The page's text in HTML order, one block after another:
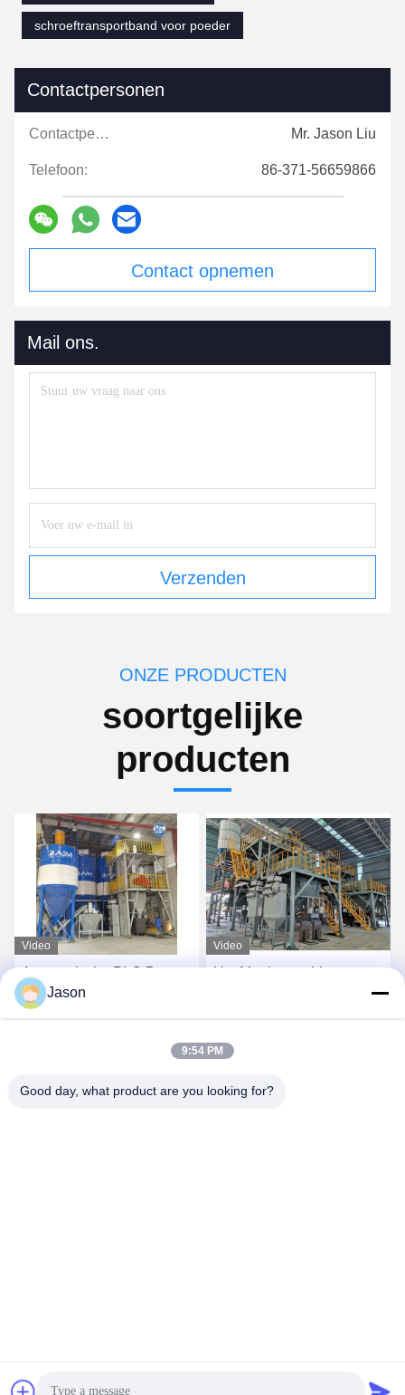
schroeftransportband voor poeder
Contactpersonen
Contactpersonen: Mr. Jason Liu
Telefoon: 86-371-56659866
Contact opnemen
Mail ons.
Verzenden
ONZE PRODUCTEN
soortgelijke
producten
Video
Het Mortiermachine van
100KW 30T/H het
Volledige Automatische
Video
120kw energie - Machine
50t van het besparings de
Droge Mortier/h-van het
Installatiemuur het
China Goede Kwaliteit Droge Mortierinstallatie Auteursrecht © 2018-2026
Jason
9:54 PM
Good day, what product are you looking for?